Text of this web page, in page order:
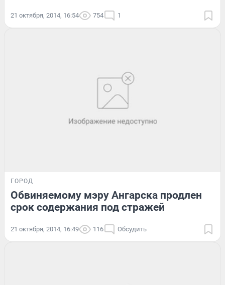
21 октября, 2014, 16:54 754 1
ГОРОД
Обвиняемому мэру Ангарска продлен
срок содержания под стражей
21 октября, 2014, 16:49 116 Обсудить